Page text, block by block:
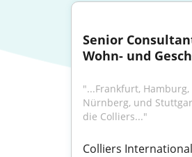
Senior
Wohn- und
"...Frankfurt, Hamburg,
Nürnberg, und
die Colliers..."
Colliers